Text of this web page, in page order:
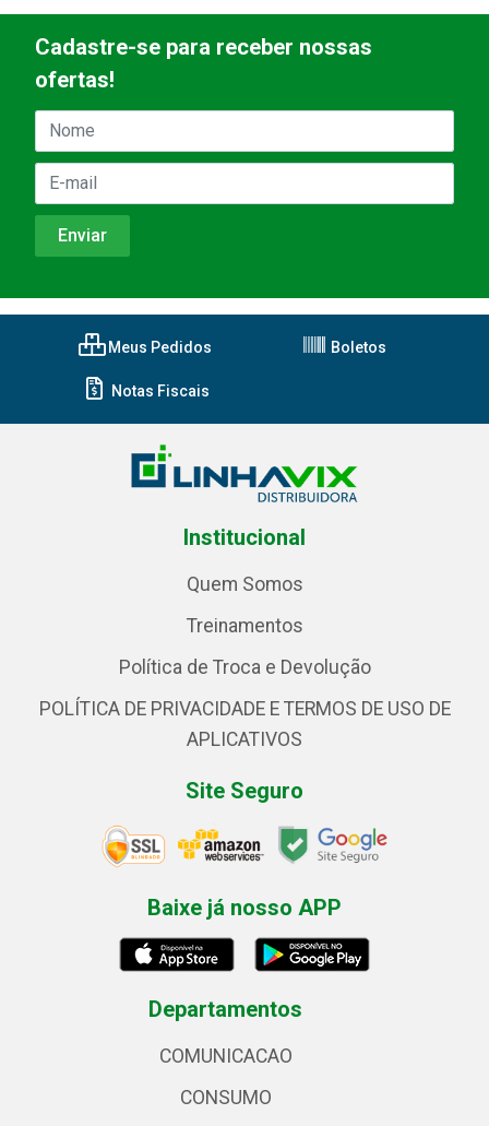
Cadastre-se para receber nossas
ofertas!
Meus Pedidos Boletos
Notas Fiscais
Institucional
Quem Somos
Treinamentos
Política de Troca e Devolução
POLÍTICA DE PRIVACIDADE E TERMOS DE USO DE
APLICATIVOS
Site Seguro
Baixe já nosso APP
Departamentos
COMUNICACAO
CONSUMO